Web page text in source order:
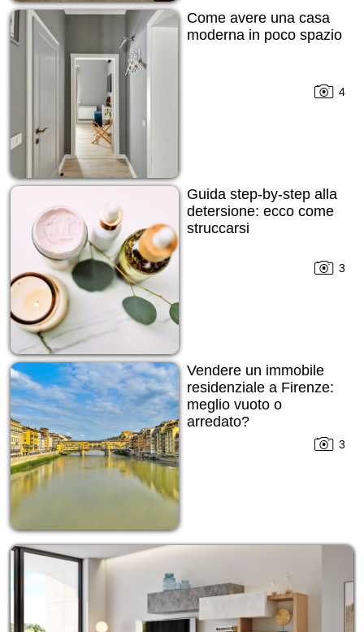
Come avere una casa
moderna in poco spazio
4
Guida step-by-step alla
detersione: ecco come
struccarsi
3
Vendere un immobile
residenziale a Firenze:
meglio vuoto o
arredato?
3